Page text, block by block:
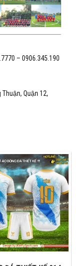
– 0906.345.190
Thuận, Quận 12,